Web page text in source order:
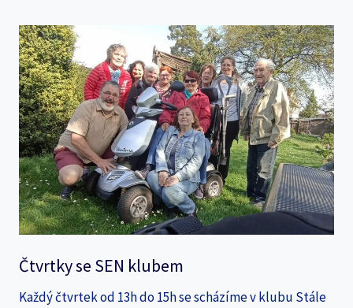
Čtvrtky se SEN klubem
Každý čtvrtek od 13h do 15h se scházíme v klubu Stále